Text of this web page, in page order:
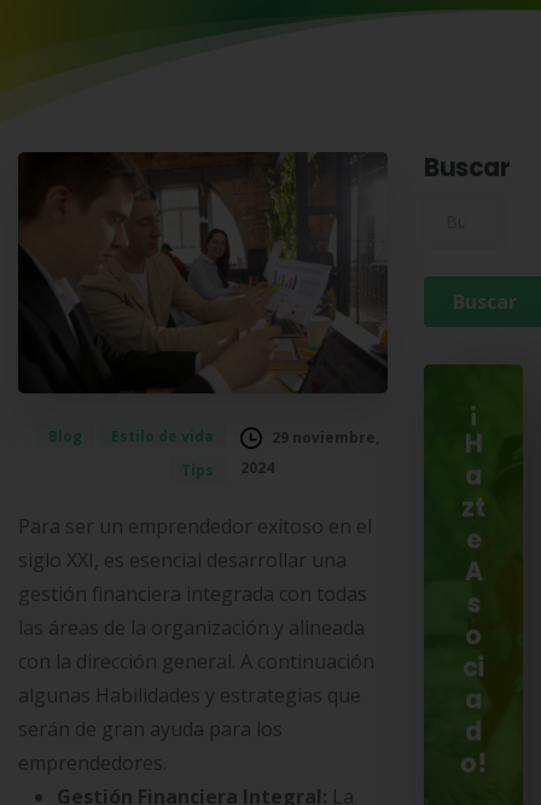
Blog
Estilo de vida
Tips
29 noviembre,
2024
Para ser un emprendedor exitoso en el
siglo XXI, es esencial desarrollar una
gestión financiera integrada con todas
las áreas de la organización y alineada
con la dirección general. A continuación
algunas Habilidades y estrategias que
serán de gran ayuda para los
emprendedores.
Gestión Financiera Integral: La
Buscar
¡
H
a
zt
e
A
s
o
ci
a
d
o!